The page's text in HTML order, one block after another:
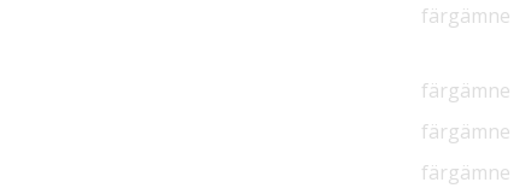
färgämne
färgämne
färgämne
färgämne